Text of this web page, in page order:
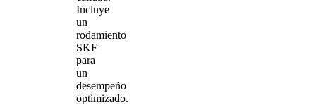
Incluye
un
rodamiento
SKF
para
un
desempeño
optimizado.